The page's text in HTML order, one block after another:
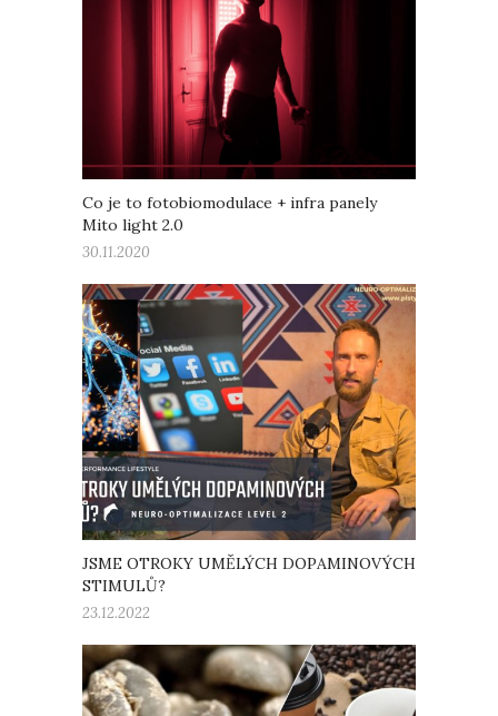
Co je to fotobiomodulace + infra panely
Mito light 2.0
30.11.2020
JSME OTROKY UMĚLÝCH DOPAMINOVÝCH
STIMULŮ?
23.12.2022